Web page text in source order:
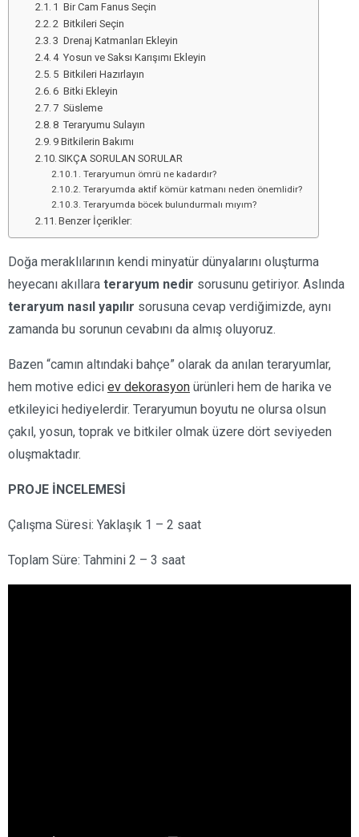
1 Bir Cam Fanus Seçin
2 Bitkileri Seçin
3 Drenaj Katmanları Ekleyin
4 Yosun ve Saksı Karışımı Ekleyin
5 Bitkileri Hazırlayın
6 Bitki Ekleyin
7 Süsleme
8 Teraryumu Sulayın
9 Bitkilerin Bakımı
SIKÇA SORULAN SORULAR
Teraryumun ömrü ne kadardır?
Teraryumda aktif kömür katmanı neden önemlidir?
Teraryumda böcek bulundurmalı mıyım?
Benzer İçerikler:
Doğa meraklılarının kendi minyatür dünyalarını oluşturma
heyecanı akıllara teraryum nedir sorusunu getiriyor. Aslında
teraryum nasıl yapılır sorusuna cevap verdiğimizde, aynı
zamanda bu sorunun cevabını da almış oluyoruz.
Bazen “camın altındaki bahçe” olarak da anılan teraryumlar,
hem motive edici ev dekorasyon ürünleri hem de harika ve
etkileyici hediyelerdir. Teraryumun boyutu ne olursa olsun
çakıl, yosun, toprak ve bitkiler olmak üzere dört seviyeden
oluşmaktadır.
PROJE İNCELEMESİ
Çalışma Süresi: Yaklaşık 1 – 2 saat
Toplam Süre: Tahmini 2 – 3 saat